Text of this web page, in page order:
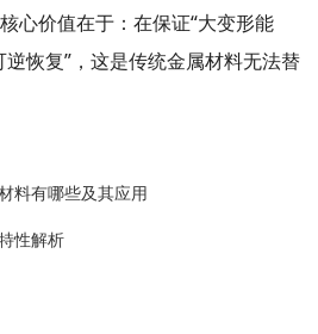
心价值在于：在保证“大变形能
逆恢复”，这是传统金属材料无法替
料有哪些及其应用
性解析